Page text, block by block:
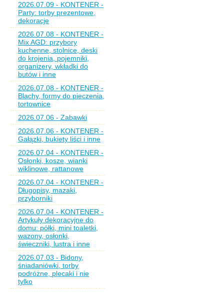
2026.07.09 - KONTENER -
Party: torby prezentowe,
dekoracje
2026.07.08 - KONTENER -
Mix AGD: przybory
kuchenne, stolnice, deski
do krojenia, pojemniki,
organizery, wkładki do
butów i inne
2026.07.08 - KONTENER -
Blachy, formy do pieczenia,
tortownice
2026.07.06 - Zabawki
2026.07.06 - KONTENER -
Gałązki, bukiety liści i inne
2026.07.04 - KONTENER -
Osłonki, kosze, wianki
wiklinowe, rattanowe
2026.07.04 - KONTENER -
Długopisy, mazaki,
przyborniki
2026.07.04 - KONTENER -
Artykuły dekoracyjne do
domu: półki, mini toaletki,
wazony, osłonki,
świeczniki, lustra i inne
2026.07.03 - Bidony,
śniadaniówki, torby
podróżne, plecaki i nie
tylko